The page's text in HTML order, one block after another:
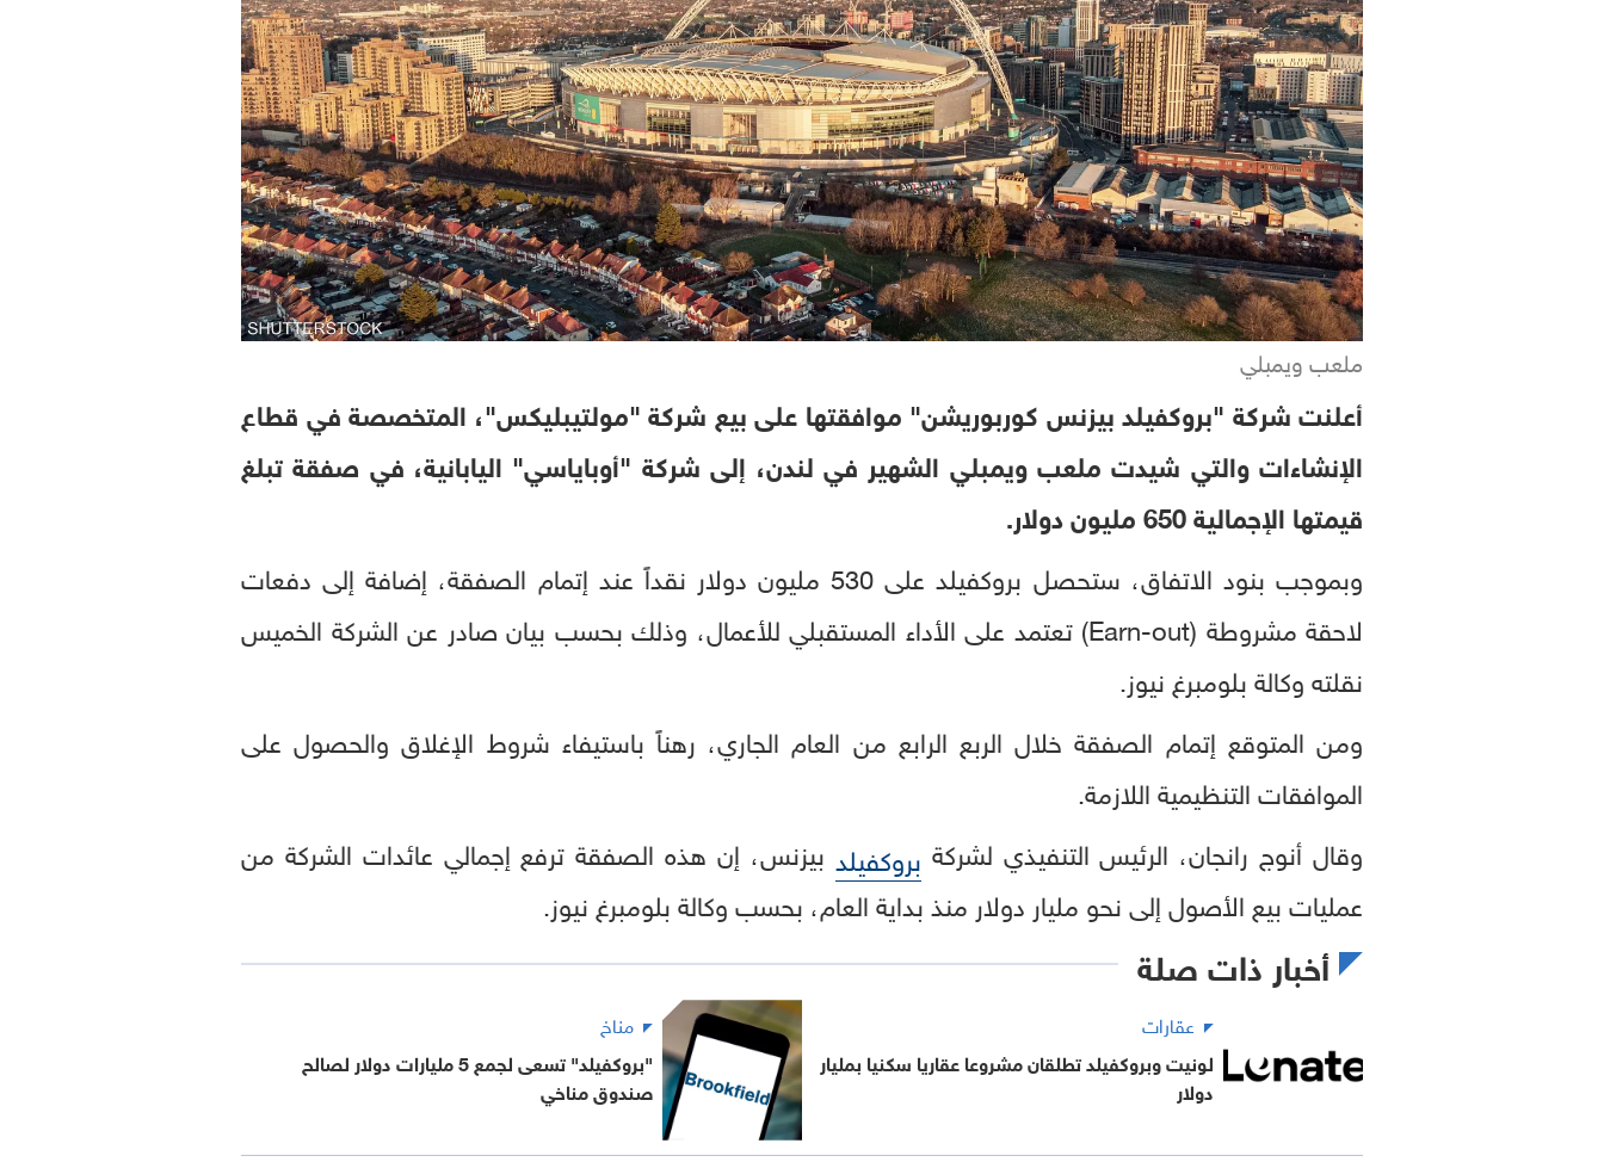
ملعب ويمبلي
أعلنت شركة "بروكفيلد بيزنس كوربوريشن" موافقتها على بيع شركة "مولتيبليكس"، المتخصصة في قطاع
الإنشاءات والتي شيدت ملعب ويمبلي الشهير في لندن، إلى شركة "أوباياسي" اليابانية، في صفقة تبلغ
قيمتها الإجمالية 650 مليون دولار.
وبموجب بنود الاتفاق، ستحصل بروكفيلد على 530 مليون دولار نقداً عند إتمام الصفقة، إضافة إلى دفعات
لاحقة مشروطة (Earn-out) تعتمد على الأداء المستقبلي للأعمال، وذلك بحسب بيان صادر عن الشركة الخميس
نقلته وكالة بلومبرغ نيوز.
ومن المتوقع إتمام الصفقة خلال الربع الرابع من العام الجاري، رهناً باستيفاء شروط الإغلاق والحصول على
الموافقات التنظيمية اللازمة.
وقال أنوج رانجان، الرئيس التنفيذي لشركة بروكفيلد بيزنس، إن هذه الصفقة ترفع إجمالي عائدات الشركة من
عمليات بيع الأصول إلى نحو مليار دولار منذ بداية العام، بحسب وكالة بلومبرغ نيوز.
أخبار ذات صلة
عقارات
لونيت وبروكفيلد تطلقان مشروعا عقاريا سكنيا بمليار
دولار
مناخ
"بروكفيلد" تسعى لجمع 5 مليارات دولار لصالح
صندوق مناخي